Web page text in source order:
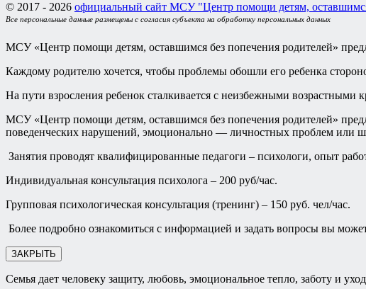
© 2017 - 2026 официальный сайт МСУ "Центр помощи детям,
Все персональные данные размещены с согласия субъекта на обработку персональных данных
МСУ «Центр помощи детям, оставшимся без попечения родителей»
Каждому родителю хочется, чтобы проблемы обошли его ребенка
На пути взросления ребенок сталкивается с неизбежными возрастными
МСУ «Центр помощи детям, оставшимся без попечения родителей»
поведенческих нарушений, эмоционально — личностных проблем или
Занятия проводят квалифицированные педагоги – психологи, опыт
Индивидуальная консультация психолога – 200 руб/час.
Групповая психологическая консультация (тренинг) – 150 руб. чел/час.
Более подробно ознакомиться с информацией и задать вопросы вы
ЗАКРЫТЬ
Семья дает человеку защиту, любовь, эмоциональное тепло, заботу и